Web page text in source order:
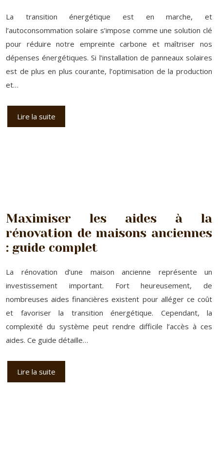
La transition énergétique est en marche, et
l’autoconsommation solaire s’impose comme une solution clé
pour réduire notre empreinte carbone et maîtriser nos
dépenses énergétiques. Si l’installation de panneaux solaires
est de plus en plus courante, l’optimisation de la production
et…
Lire la suite
Maximiser les aides à la
rénovation de maisons anciennes
: guide complet
La rénovation d’une maison ancienne représente un
investissement important. Fort heureusement, de
nombreuses aides financières existent pour alléger ce coût
et favoriser la transition énergétique. Cependant, la
complexité du système peut rendre difficile l’accès à ces
aides. Ce guide détaille…
Lire la suite